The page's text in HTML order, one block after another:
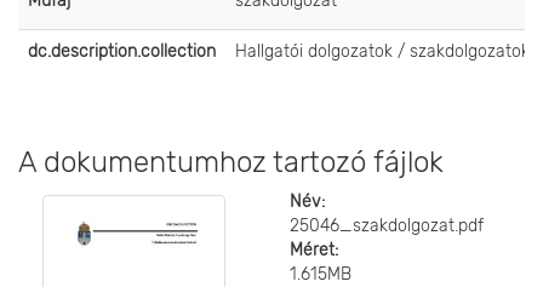
dc.description.collection Hallgatói dolgozatok / szakdolgozatok
A dokumentumhoz tartozó fájlok
Név:
25046_szakdolgozat.pdf
Méret:
1.615MB